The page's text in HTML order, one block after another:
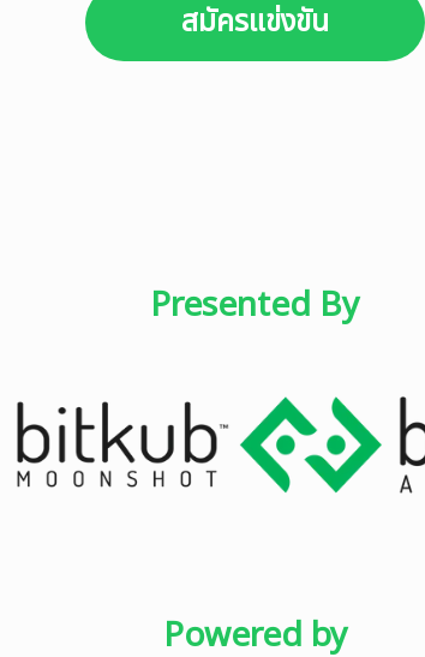
สมัครแข่งขัน
Presented By
Powered by